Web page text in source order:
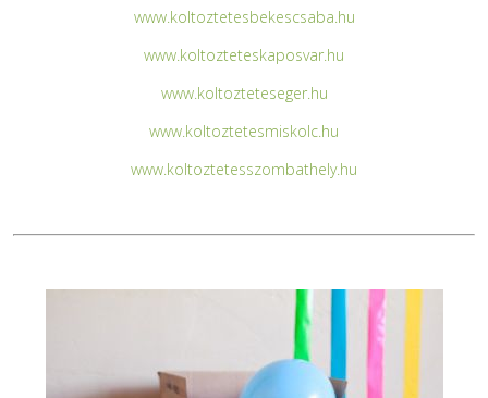
www.koltoztetesbekescsaba.hu
www.koltozteteskaposvar.hu
www.koltozteteseger.hu
www.koltoztetesmiskolc.hu
www.koltoztetesszombathely.hu